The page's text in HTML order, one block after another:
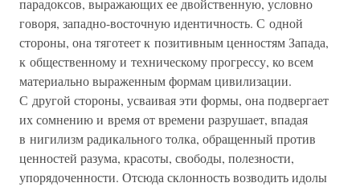
парадоксов, выражающих ее двойственную, условно
говоря, западно-восточную идентичность. С одной
стороны, она тяготеет к позитивным ценностям Запада,
к общественному и техническому прогрессу, ко всем
материально выраженным формам цивилизации.
С другой стороны, усваивая эти формы, она подвергает
их сомнению и время от времени разрушает, впадая
в нигилизм радикального толка, обращенный против
ценностей разума, красоты, свободы, полезности,
упорядоченности. Отсюда склонность возводить идолы